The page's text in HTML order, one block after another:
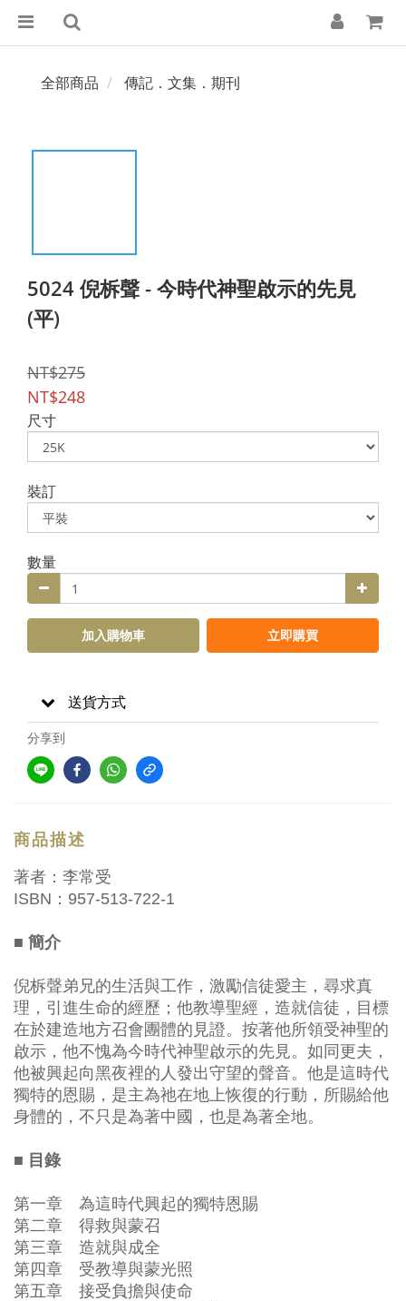
全部商品 傳記．文集．期刊
5024 倪柝聲 - 今時代神聖啟示的先見
(平)
NT$275
NT$248
尺寸
裝訂
數量
加入購物車 立即購買
送貨方式
分享到
商品描述
著者：李常受
ISBN：957-513-722-1
■ 簡介
倪柝聲弟兄的生活與工作，激勵信徒愛主，尋求真
理，引進生命的經歷；他教導聖經，造就信徒，目標
在於建造地方召會團體的見證。按著他所領受神聖的
啟示，他不愧為今時代神聖啟示的先見。如同更夫，
他被興起向黑夜裡的人發出守望的聲音。他是這時代
獨特的恩賜，是主為祂在地上恢復的行動，所賜給他
身體的，不只是為著中國，也是為著全地。
■ 目錄
第一章 為這時代興起的獨特恩賜
第二章 得救與蒙召
第三章 造就與成全
第四章 受教導與蒙光照
第五章 接受負擔與使命